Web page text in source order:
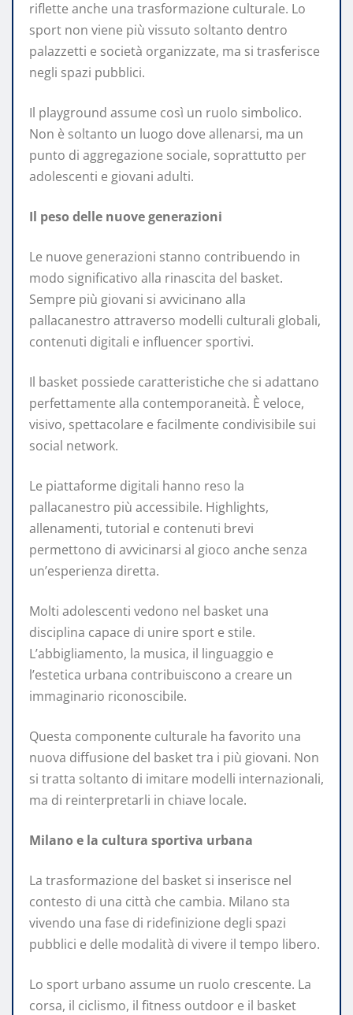
riflette anche una trasformazione culturale. Lo
sport non viene più vissuto soltanto dentro
palazzetti e società organizzate, ma si trasferisce
negli spazi pubblici.
Il playground assume così un ruolo simbolico.
Non è soltanto un luogo dove allenarsi, ma un
punto di aggregazione sociale, soprattutto per
adolescenti e giovani adulti.
Il peso delle nuove generazioni
Le nuove generazioni stanno contribuendo in
modo significativo alla rinascita del basket.
Sempre più giovani si avvicinano alla
pallacanestro attraverso modelli culturali globali,
contenuti digitali e influencer sportivi.
Il basket possiede caratteristiche che si adattano
perfettamente alla contemporaneità. È veloce,
visivo, spettacolare e facilmente condivisibile sui
social network.
Le piattaforme digitali hanno reso la
pallacanestro più accessibile. Highlights,
allenamenti, tutorial e contenuti brevi
permettono di avvicinarsi al gioco anche senza
un’esperienza diretta.
Molti adolescenti vedono nel basket una
disciplina capace di unire sport e stile.
L’abbigliamento, la musica, il linguaggio e
l’estetica urbana contribuiscono a creare un
immaginario riconoscibile.
Questa componente culturale ha favorito una
nuova diffusione del basket tra i più giovani. Non
si tratta soltanto di imitare modelli internazionali,
ma di reinterpretarli in chiave locale.
Milano e la cultura sportiva urbana
La trasformazione del basket si inserisce nel
contesto di una città che cambia. Milano sta
vivendo una fase di ridefinizione degli spazi
pubblici e delle modalità di vivere il tempo libero.
Lo sport urbano assume un ruolo crescente. La
corsa, il ciclismo, il fitness outdoor e il basket